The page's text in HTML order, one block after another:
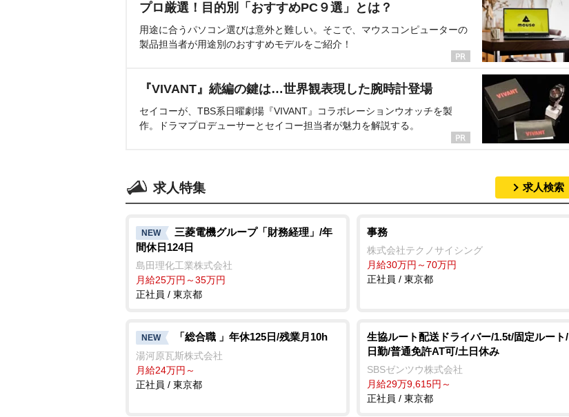
プロ厳選！目的別「おすすめPC９選」とは？
用途に合うパソコン選びは意外と難しい。そこで、マウスコンピューターの
製品担当者が用途別のおすすめモデルをご紹介！
『VIVANT』続編の鍵は…世界観表現した腕時計登場
セイコーが、TBS系日曜劇場『VIVANT』コラボレーションウオッチを製
作。ドラマプロデューサーとセイコー担当者が魅力を解説する。
求人特集 求人検索
NEW
三菱電機グループ「財務経理」/年
間休日124日
島田理化工業株式会社
月給25万円～35万円
正社員 / 東京都
事務
株式会社テクノサイシング
月給30万円～70万円
正社員 / 東京都
NEW 「総合職 」年休125日/残業月10h
湯河原瓦斯株式会社
月給24万円～
正社員 / 東京都
生協ルート配送ドライバー/1.5t/固定ルート/
日勤/普通免許AT可/土日休み
SBSゼンツウ株式会社
月給29万9,615円～
正社員 / 東京都